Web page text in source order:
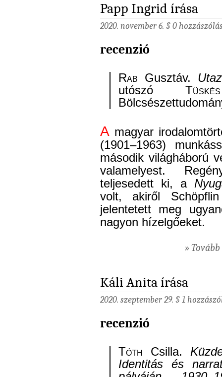
Papp Ingrid írása
2020. november 6. § 0
recenzió
Rab Gusztáv.
utószó Tüskés
A magyar
(1901–1963)
második világháború
valamelyest.
teljesedett ki, a
volt, akiről
jelentetett meg
nagyon hízelgőeket.
»
Káli Anita írása
2020. szeptember 29. § 1
recenzió
Tóth Csilla.
Identitás és